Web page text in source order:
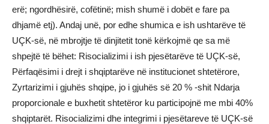
erë; ngordhësirë, cofëtinë; mish shumë i dobët e fare pa
dhjamë etj). Andaj unë, por edhe shumica e ish ushtarëve të
UÇK-së, në mbrojtje të dinjitetit tonë kërkojmë qe sa më
shpejtë të bëhet: Risocializimi i ish pjesëtarëve të UÇK-së,
Përfaqësimi i drejt i shqiptarëve në institucionet shtetërore,
Zyrtarizimi i gjuhës shqipe, jo i gjuhës së 20 % -shit Ndarja
proporcionale e buxhetit shtetëror ku participojnë me mbi 40%
shqiptarët. Risocializimi dhe integrimi i pjesëtareve të UÇK-së